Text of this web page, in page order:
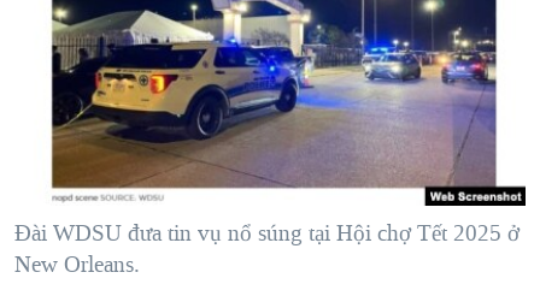
"Tìm"NGƯỜI VIỆT HẢI NGOẠI
ĐỜI SỐNG
KINH TẾ
KHOA HỌC
SỨC KHOẺ
VĂN HOÁ
THỂ THAO
HÀNH TRÌNH BẦU CỬ 2024
MỘT NĂM CHIẾN TRANH TẠI DẢI GAZA
GIẢI MÃ VÀNH ĐAI & CON ĐƯỜNG
NGÀY TỊ NẠN THẾ GIỚI
GROUND ZERO – XƯA VÀ NAY
VIDEO
NGHE
MẠNG XÃ HỘI
Ngôn ngữ khác
Đài WDSU đưa tin vụ nổ súng tại Hội chợ Tết 2025 ở
New Orleans.